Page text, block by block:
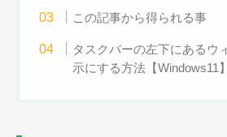
この記事から得られる事
タスクバーの左下にあるウ
示にする方法【Windows11】